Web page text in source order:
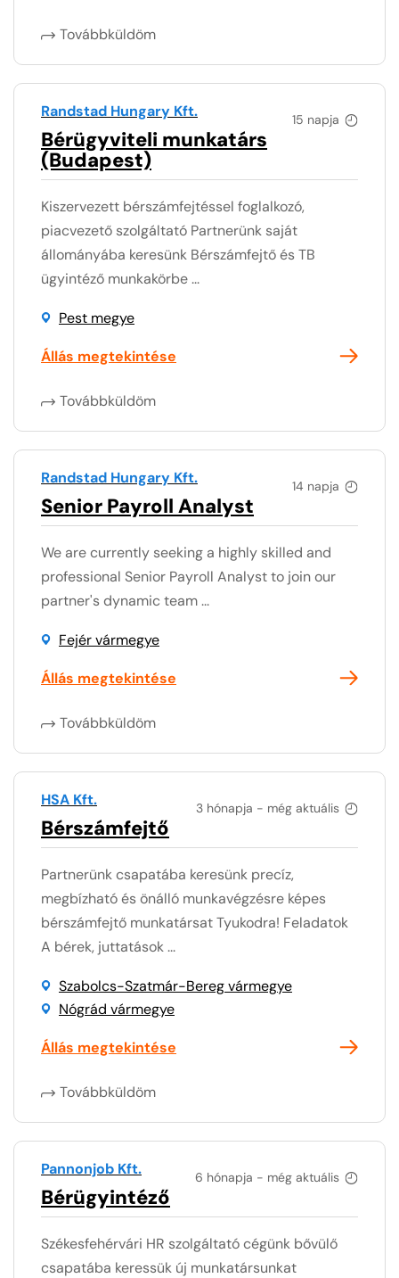
Továbbküldöm
15 napja
Randstad Hungary Kft.
Bérügyviteli munkatárs
(Budapest)
Kiszervezett bérszámfejtéssel foglalkozó,
piacvezető szolgáltató Partnerünk saját
állományába keresünk Bérszámfejtő és TB
ügyintéző munkakörbe ...
Pest megye
Állás megtekintése
Továbbküldöm
14 napja
Randstad Hungary Kft.
Senior Payroll Analyst
We are currently seeking a highly skilled and
professional Senior Payroll Analyst to join our
partner's dynamic team ...
Fejér vármegye
Állás megtekintése
Továbbküldöm
3 hónapja - még aktuális
HSA Kft.
Bérszámfejtő
Partnerünk csapatába keresünk precíz,
megbízható és önálló munkavégzésre képes
bérszámfejtő munkatársat Tyukodra! Feladatok
A bérek, juttatások ...
Szabolcs-Szatmár-Bereg vármegye
Nógrád vármegye
Állás megtekintése
Továbbküldöm
6 hónapja - még aktuális
Pannonjob Kft.
Bérügyintéző
Székesfehérvári HR szolgáltató cégünk bővülő
csapatába keressük új munkatársunkat